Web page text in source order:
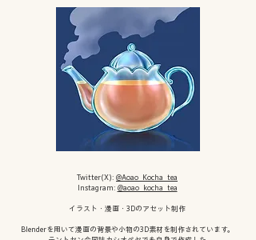
Twitter(X): @Aoao_Kocha_tea
Instagram: @aoao_kocha_tea
イラスト・漫画・3Dのアセット制作
Blenderを用いて漫画の背景や小物の3D素材を制作されています。